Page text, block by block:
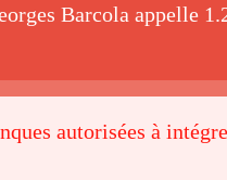
Barcola appelle
autorisées à